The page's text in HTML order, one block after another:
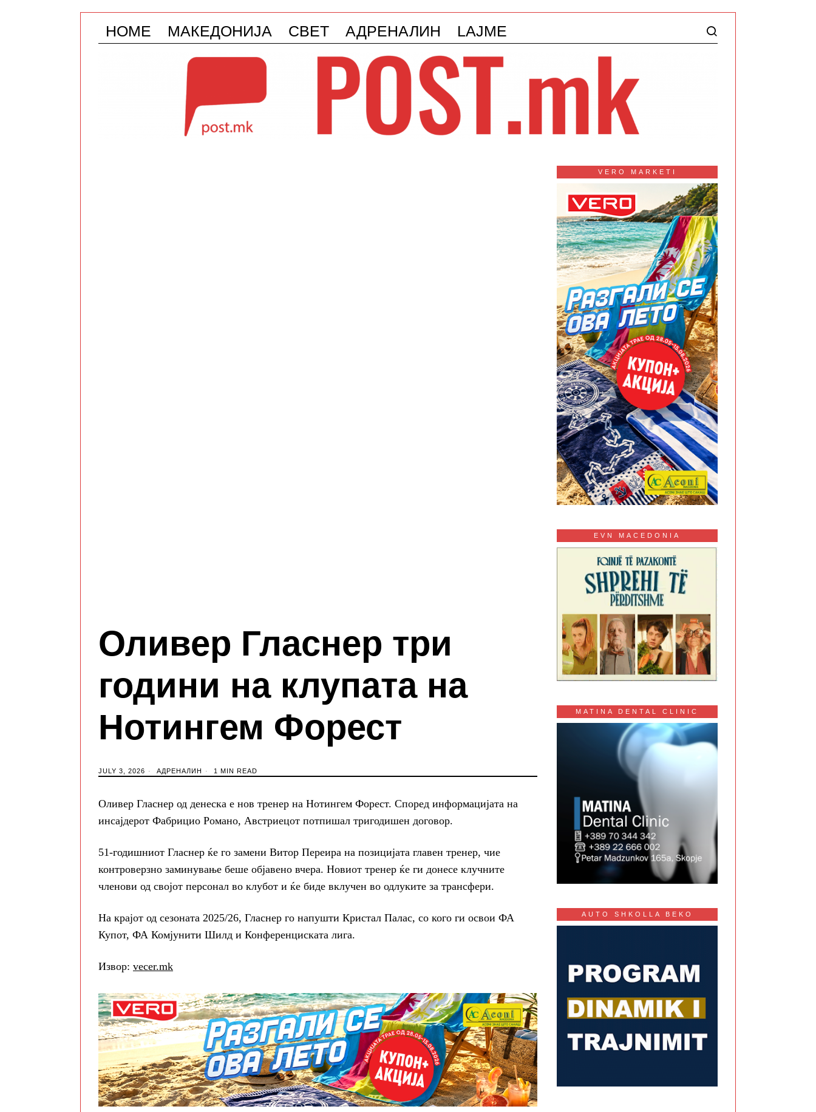
HOME МАКЕДОНИЈА СВЕТ АДРЕНАЛИН LAJME
Оливер Гласнер три
години на клупата на
Нотингем Форест
JULY 3, 2026 АДРЕНАЛИН 1 MIN READ
Оливер Гласнер од денеска е нов тренер на Нотингем Форест. Според информацијата на
инсајдерот Фабрицио Романо, Австриецот потпишал тригодишен договор.
51-годишниот Гласнер ќе го замени Витор Переира на позицијата главен тренер, чие
контроверзно заминување беше објавено вчера. Новиот тренер ќе ги донесе клучните
членови од својот персонал во клубот и ќе биде вклучен во одлуките за трансфери.
На крајот од сезоната 2025/26, Гласнер го напушти Кристал Палас, со кого ги освои ФА
Купот, ФА Комјунити Шилд и Конференциската лига.
Извор: vecer.mk
VERO MARKETI
EVN MACEDONIA
MATINA DENTAL CLINIC
AUTO SHKOLLA BEKO